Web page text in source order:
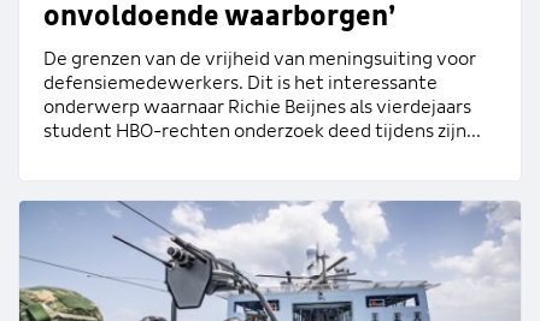
onvoldoende waarborgen’
De grenzen van de vrijheid van meningsuiting voor
defensiemedewerkers. Dit is het interessante
onderwerp waarnaar Richie Beijnes als vierdejaars
student HBO-rechten onderzoek deed tijdens zijn...